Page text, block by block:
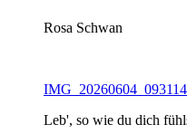
Rosa Schwan
Leb', so wie du dich